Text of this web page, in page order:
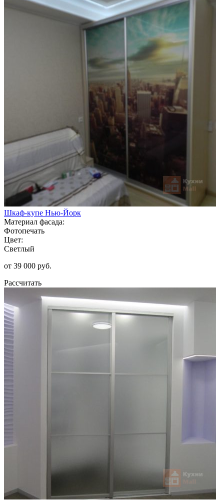
Шкаф-купе Нью-Йорк
Материал фасада:
Фотопечать
Цвет:
Светлый
от 39 000 руб.
Рассчитать